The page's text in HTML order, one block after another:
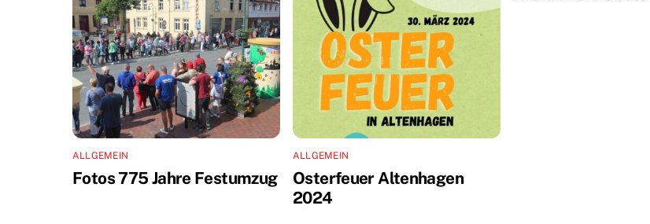
ALLGEMEIN
Fotos 775 Jahre Festumzug
ALLGEMEIN
Osterfeuer Altenhagen
2024